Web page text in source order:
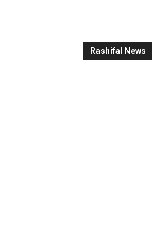
Rashifal News